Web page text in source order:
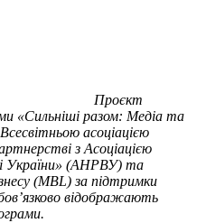
Проєкт
«Сильніші разом: Медіа та
асоціацією
з Асоціацією
України» (АНРВУ) та
(MBL) за підтримки
відображають